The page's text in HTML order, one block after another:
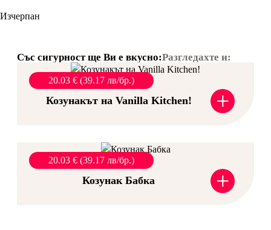
Изчерпан
Със сигурност ще Ви е вкусно:Разгледахте и:
Козунакът на Vanilla Kitchen! +
20.03 € (39.17 лв/бр.)
Козунак Бабка +
20.03 € (39.17 лв/бр.)